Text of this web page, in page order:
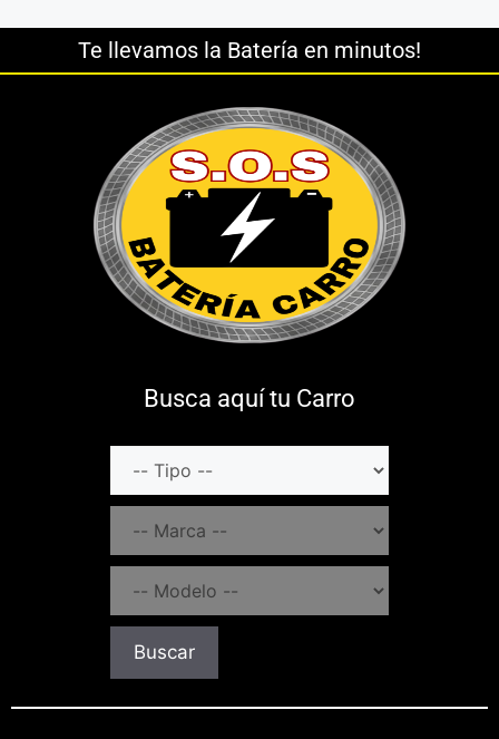
Te llevamos la Batería en minutos!
Busca aquí tu Carro
Buscar